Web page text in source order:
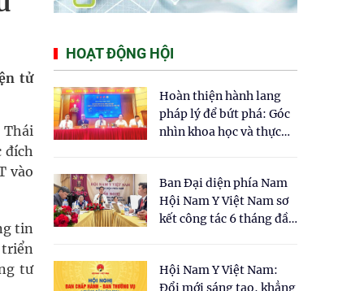
tử
Thái
đích
vào
tin
triển
tư
HOẠT ĐỘNG HỘI
Hoàn thiện hành lang
pháp lý để bứt phá: Góc
nhìn khoa học và thực
cho Luật Y dược cổ
truyền Việt Nam"
Ban Đại diện phía Nam
Hội Nam Y Việt Nam sơ
kết công tác 6 tháng đầu
Hội Nam Y Việt Nam:
Đổi mới sáng tạo, khẳng